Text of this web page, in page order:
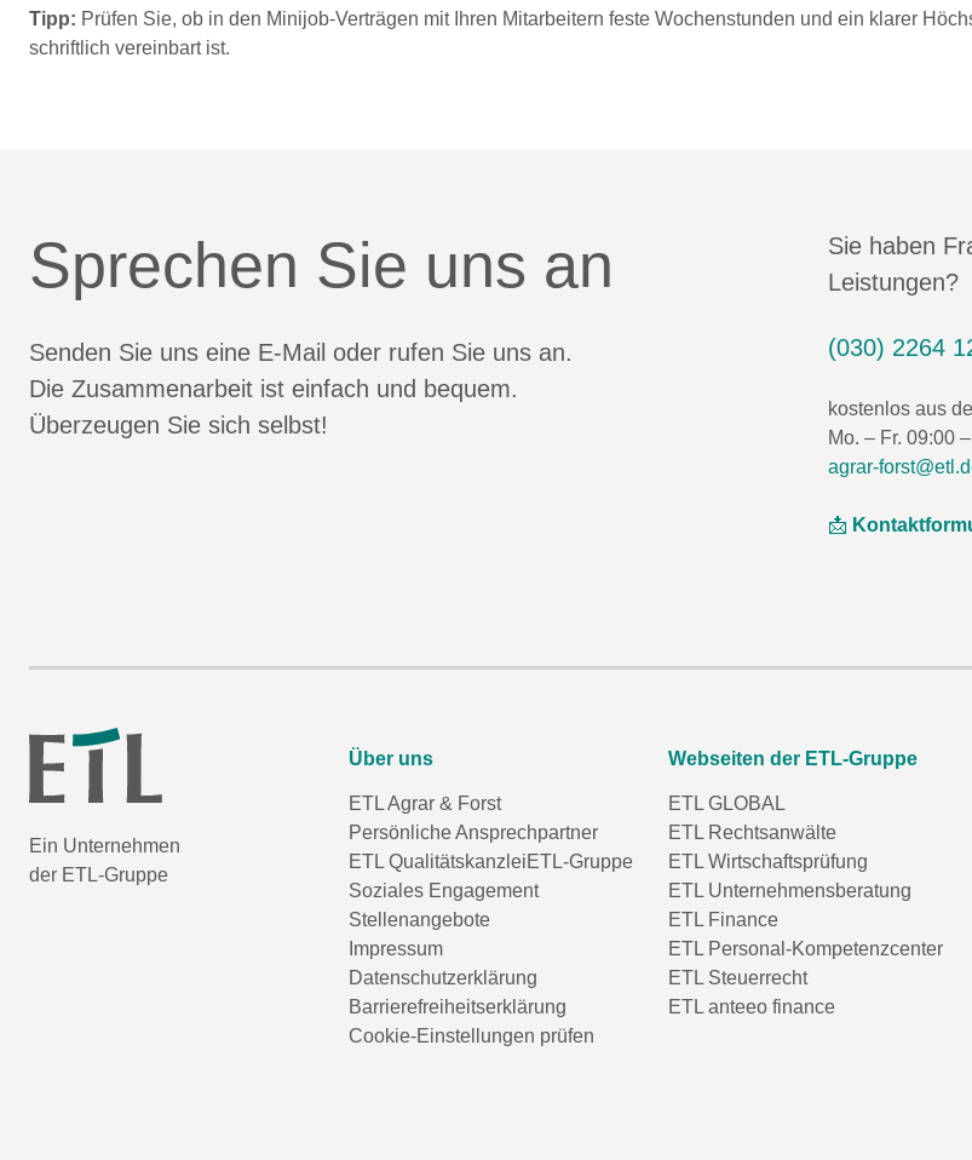
Tipp: Prüfen Sie, ob in den Minijob-Verträgen mit Ihren Mitarbeitern feste Wochenstunden und ein klarer
schriftlich vereinbart ist.
Sprechen Sie uns an
Senden Sie uns eine E-Mail oder rufen Sie uns an.
Die Zusammenarbeit ist einfach und bequem.
Überzeugen Sie sich selbst!
Sie haben
Leistungen?
(030) 2264
kostenlos aus
Mo. – Fr. 09:00
agrar-
📩
Ein Unternehmen
der ETL-Gruppe
Über uns
ETL Agrar & Forst
Persönliche Ansprechpartner
ETL QualitätskanzleiETL-Gruppe
Soziales Engagement
Stellenangebote
Impressum
Datenschutzerklärung
Barrierefreiheitserklärung
Cookie-Einstellungen prüfen
Webseiten der ETL-Gruppe
ETL GLOBAL
ETL Rechtsanwälte
ETL Wirtschaftsprüfung
ETL Unternehmensberatung
ETL Finance
ETL Personal-Kompetenzcenter
ETL Steuerrecht
ETL anteeo finance